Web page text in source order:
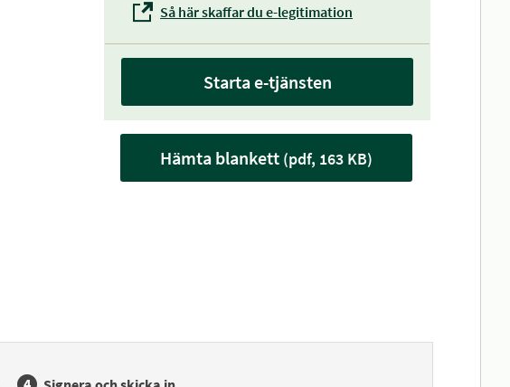
Så här skaffar du e-legitimation
Starta e-tjänsten
Hämta blankett (pdf, 163 KB)